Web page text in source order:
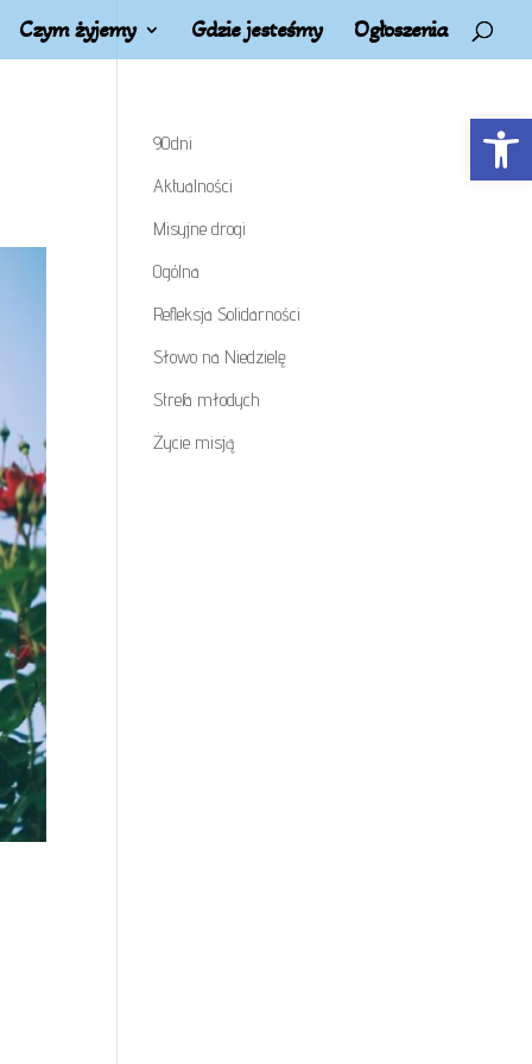
Open
Czym żyjemy Gdzie jesteśmy Ogłoszenia
90dni
Aktualności
Misyjne drogi
Ogólna
Refleksja Solidarności
Słowo na Niedzielę
Strefa młodych
Życie misją